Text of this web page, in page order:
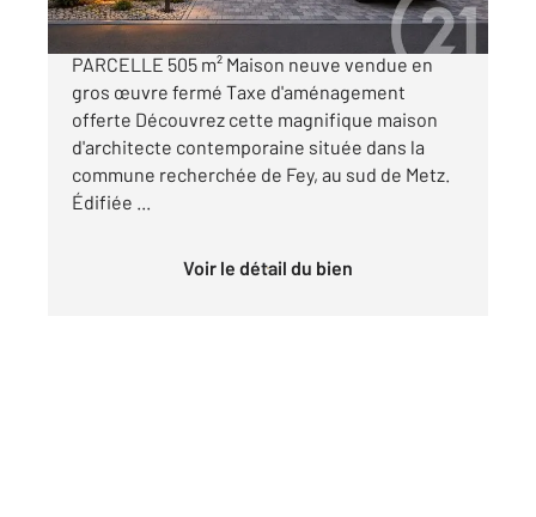
MAISON D'ARCHITECTE NEUVE FEY 145 m²
PARCELLE 505 m² Maison neuve vendue en
gros œuvre fermé Taxe d'aménagement
offerte Découvrez cette magnifique maison
d'architecte contemporaine située dans la
commune recherchée de Fey, au sud de Metz.
Édifiée ...
Voir le détail du bien